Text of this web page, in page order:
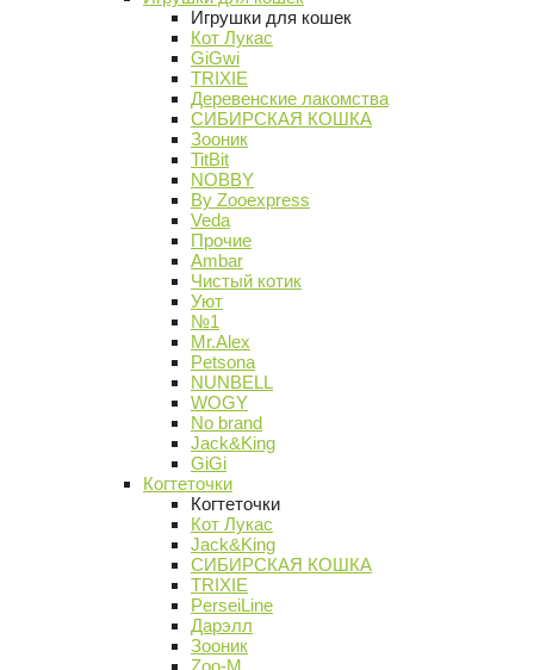
Игрушки для кошек
Кот Лукас
GiGwi
TRIXIE
Деревенские лакомства
СИБИРСКАЯ КОШКА
Зооник
TitBit
NOBBY
By Zooexpress
Veda
Прочие
Ambar
Чистый котик
Уют
№1
Mr.Alex
Petsona
NUNBELL
WOGY
No brand
Jack&King
GiGi
Когтеточки
Когтеточки
Кот Лукас
Jack&King
СИБИРСКАЯ КОШКА
TRIXIE
PerseiLine
Дарэлл
Зооник
Zoo-M